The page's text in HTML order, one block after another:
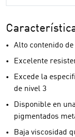
Alto contenido de
Excelente
Excede la
de nivel 3
Disponible en
pigmentados
Baja viscosidad